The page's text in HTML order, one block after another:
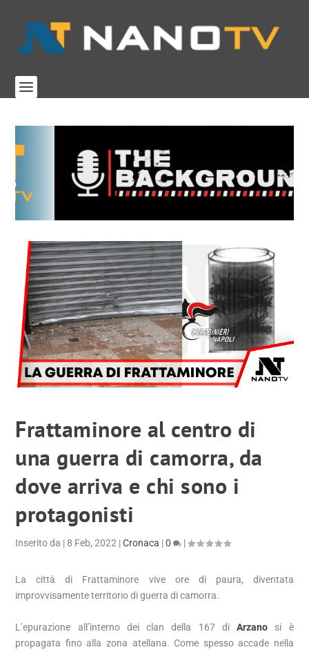
Frattaminore al centro di
una guerra di camorra, da
dove arriva e chi sono i
protagonisti
Inserito da | 8 Feb, 2022 |Cronaca |0 |
La città di Frattaminore vive ore di paura, diventata
improvvisamente territorio di guerra di camorra.
L’epurazione all’interno dei clan della 167 diArzano si è
propagata fino alla zona atellana. Come spesso accade nella